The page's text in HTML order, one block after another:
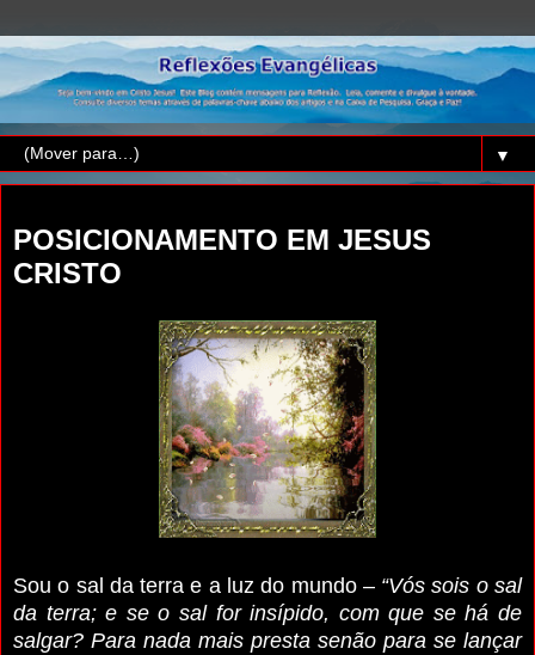
▼
POSICIONAMENTO EM JESUS
CRISTO
Sou o sal da terra e a luz do mundo – “Vós sois o sal
da terra; e se o sal for insípido, com que se há de
salgar? Para nada mais presta senão para se lançar